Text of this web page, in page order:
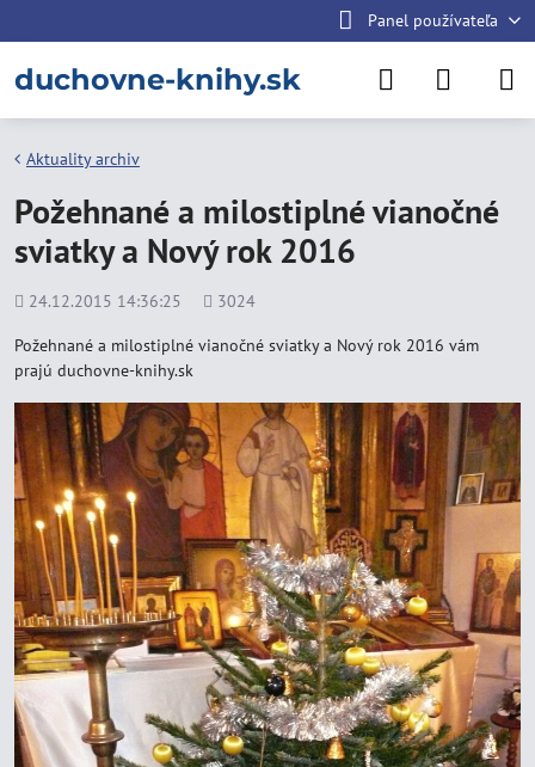
Panel používateľa
duchovne-knihy.sk
Aktuality archiv
Požehnané a milostiplné vianočné
sviatky a Nový rok 2016
Pridané
24.12.2015 14:36:25
Počet
3024
Požehnané a milostiplné vianočné sviatky a Nový rok 2016 vám
prajú duchovne-knihy.sk